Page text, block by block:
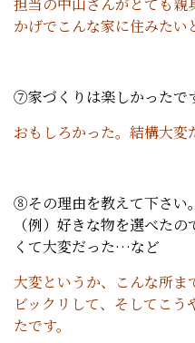
かげでこんな家に住みたい
⑦家づくりは楽しかったで
おもしろかった。結構大変
⑧その理由を教えて下さい。
（例）好きな物を選べた
くて大変だった…など
大変というか、こんな所ま
ビックリして、そしてこ
たです。